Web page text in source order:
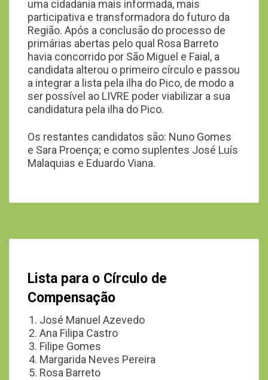
uma cidadania mais informada, mais
participativa e transformadora do futuro da
Região. Após a conclusão do processo de
primárias abertas pelo qual Rosa Barreto
havia concorrido por São Miguel e Faial, a
candidata alterou o primeiro círculo e passou
a integrar a lista pela ilha do Pico, de modo a
ser possível ao LIVRE poder viabilizar a sua
candidatura pela ilha do Pico.
Os restantes candidatos são: Nuno Gomes
e Sara Proença; e como suplentes José Luís
Malaquias e Eduardo Viana.
Lista para o Círculo de
Compensação
José Manuel Azevedo
Ana Filipa Castro
Filipe Gomes
Margarida Neves Pereira
Rosa Barreto